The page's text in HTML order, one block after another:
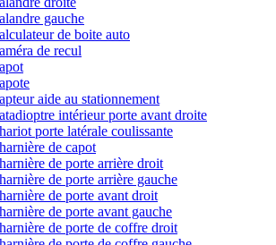
gauche
de boite auto
de recul
aide au stationnement
intérieur porte avant droite
porte latérale coulissante
de capot
de porte arrière droit
de porte arrière gauche
de porte avant droit
de porte avant gauche
de porte de coffre droit